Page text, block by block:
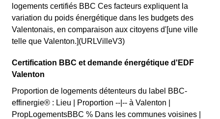
logements certifiés BBC Ces facteurs expliquent la
variation du poids énergétique dans les budgets des
Valentonais, en comparaison aux citoyens d'[une ville
telle que Valenton.](URLVilleV3)
Certification BBC et demande énergétique d'EDF
Valenton
Proportion de logements détenteurs du label BBC-
effinergie® : Lieu | Proportion --|-- à Valenton |
PropLogementsBBC % Dans les communes voisines |